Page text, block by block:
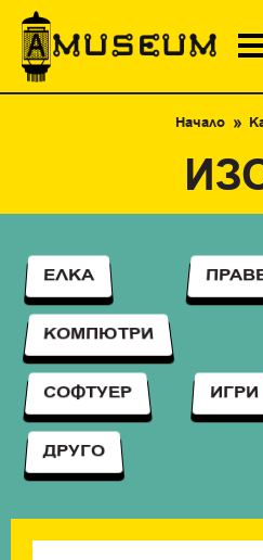
Начало
ЕЛКА
КОМПЮТРИ
СОФТУЕР ИГРИ
ДРУГО